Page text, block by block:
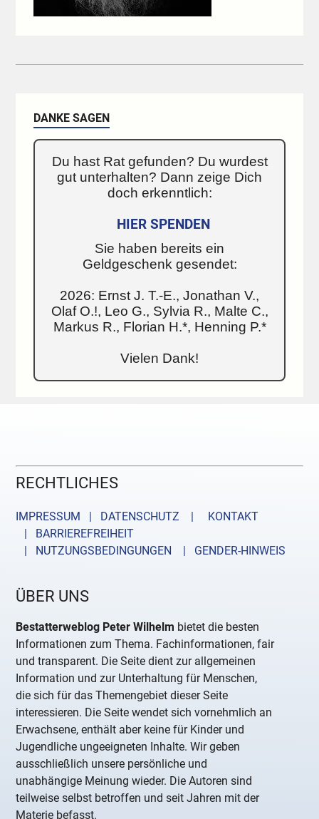
DANKE SAGEN
Du hast Rat gefunden? Du wurdest
gut unterhalten? Dann zeige Dich
doch erkenntlich:
HIER SPENDEN
Sie haben bereits ein
Geldgeschenk gesendet:
2026: Ernst J. T.-E., Jonathan V.,
Olaf O.!, Leo G., Sylvia R., Malte C.,
Markus R., Florian H.*, Henning P.*
Vielen Dank!
RECHTLICHES
IMPRESSUM | DATENSCHUTZ |
KONTAKT
| BARRIEREFREIHEIT
| NUTZUNGSBEDINGUNGEN
| GENDER-HINWEIS
ÜBER UNS
Bestatterweblog Peter Wilhelm bietet die besten
Informationen zum Thema. Fachinformationen, fair
und transparent. Die Seite dient zur allgemeinen
Information und zur Unterhaltung für Menschen,
die sich für das Themengebiet dieser Seite
interessieren. Die Seite wendet sich vornehmlich an
Erwachsene, enthält aber keine für Kinder und
Jugendliche ungeeigneten Inhalte. Wir geben
ausschließlich unsere persönliche und
unabhängige Meinung wieder. Die Autoren sind
teilweise selbst betroffen und seit Jahren mit der
Materie befasst.